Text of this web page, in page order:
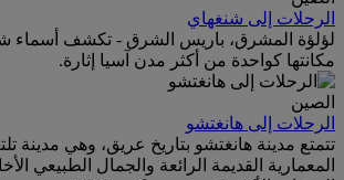
الرحلات إلى شنغهاي
لؤلؤة المشرق، باريس الشرق - تكشف أسماء
مكانتها كواحدة من أكثر مدن آسيا إثارة.
الصين
الرحلات إلى هانغتشو
تتمتع مدينة هانغتشو بتاريخ عريق، وهي مدينة
المعمارية القديمة الرائعة والجمال الطبيعي